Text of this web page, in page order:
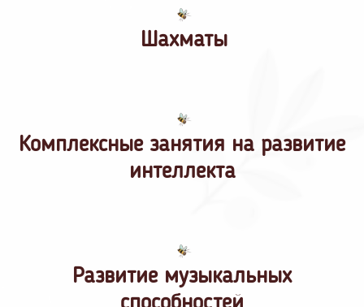
Шахматы
Комплексные занятия на развитие
интеллекта
Развитие музыкальных